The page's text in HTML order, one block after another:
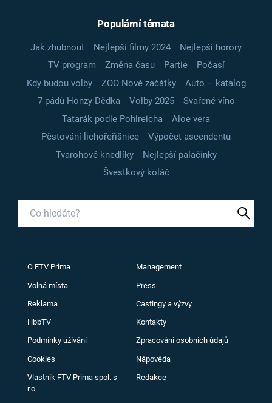
Populární témata
Jak zhubnout Nejlepší filmy 2024
Nejlepší horory
TV program
Změna času Partie
Počasí
Kdy budou volby
ZOO Nové začátky
Auto – katalog
7 pádů Honzy Dědka
Volby 2025
Svařené víno
Tatarák podle Pohlreicha
Aloe vera
Pěstování lichořeřišnice
Výpočet ascendentu
Tvarohové knedlíky
Nejlepší palačinky
Švestkový koláč
O FTV Prima Management
Volná místa Press
Reklama Castingy a výzvy
HbbTV Kontakty
Podmínky užívání Zpracování osobních údajů
Cookies Nápověda
Vlastník FTV Prima spol. s
r.o.
Redakce